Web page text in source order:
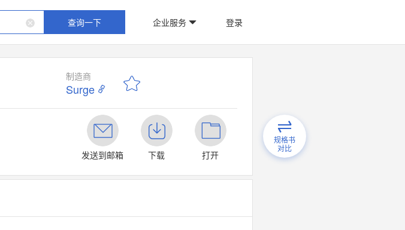
查询一下 企业服务 登录
制造商
Surge
发送到邮箱
下载 打开
规格书
对比